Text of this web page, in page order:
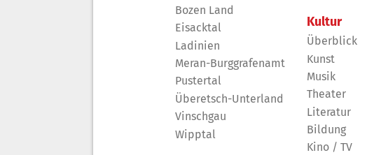
Bozen Land
Eisacktal
Ladinien
Meran-Burggrafenamt
Pustertal
Überetsch-Unterland
Vinschgau
Wipptal
Kultur
Überblick
Kunst
Musik
Theater
Literatur
Bildung
Kino / TV